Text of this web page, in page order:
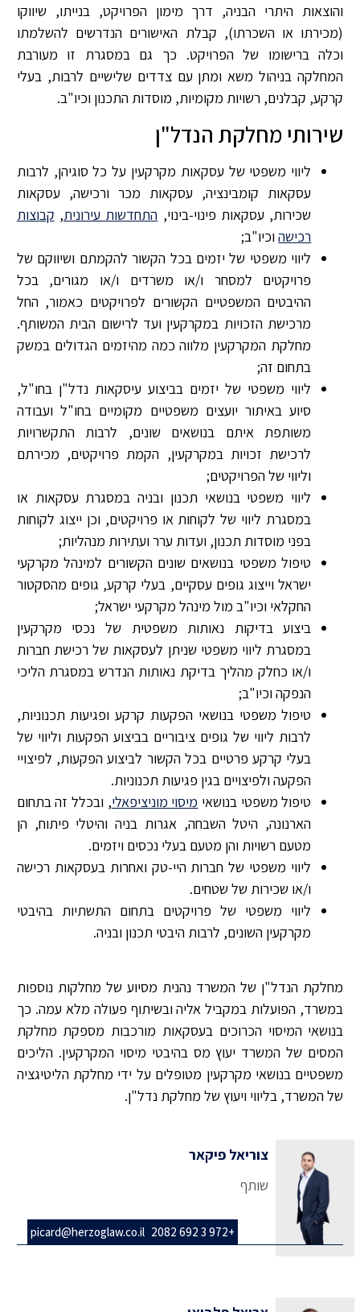
והוצאות היתרי הבניה, דרך מימון הפרויקט, בנייתו, שיווקו
(מכירתו או השכרתו), קבלת האישורים הנדרשים להשלמתו
וכלה ברישומו של הפרויקט. כך גם במסגרת זו מעורבת
המחלקה בניהול משא ומתן עם צדדים שלישיים לרבות, בעלי
קרקע, קבלנים, רשויות מקומיות, מוסדות התכנון וכיו"ב.
שירותי מחלקת הנדל"ן
ליווי משפטי של עסקאות מקרקעין על כל סוגיהן, לרבות
עסקאות קומבינציה, עסקאות מכר ורכישה, עסקאות
שכירות, עסקאות פינוי-בינוי, התחדשות עירונית, קבוצות
רכישהוכיו"ב;
ליווי משפטי של יזמים בכל הקשור להקמתם ושיווקם של
פרויקטים למסחר ו/או משרדים ו/או מגורים, בכל
ההיבטים המשפטיים הקשורים לפרויקטים כאמור, החל
מרכישת הזכויות במקרקעין ועד לרישום הבית המשותף.
מחלקת המקרקעין מלווה כמה מהיזמים הגדולים במשק
בתחום זה;
ליווי משפטי של יזמים בביצוע עיסקאות נדל"ן בחו"ל,
סיוע באיתור יועצים משפטיים מקומיים בחו"ל ועבודה
משותפת איתם בנושאים שונים, לרבות התקשרויות
לרכישת זכויות במקרקעין, הקמת פרויקטים, מכירתם
וליווי של הפרויקטים;
ליווי משפטי בנושאי תכנון ובניה במסגרת עסקאות או
במסגרת ליווי של לקוחות או פרויקטים, וכן ייצוג לקוחות
בפני מוסדות תכנון, ועדות ערר ועתירות מנהליות;
טיפול משפטי בנושאים שונים הקשורים למינהל מקרקעי
ישראל וייצוג גופים עסקיים, בעלי קרקע, גופים מהסקטור
החקלאי וכיו"ב מול מינהל מקרקעי ישראל;
ביצוע בדיקות נאותות משפטית של נכסי מקרקעין
במסגרת ליווי משפטי שניתן לעסקאות של רכישת חברות
ו/או כחלק מהליך בדיקת נאותות הנדרש במסגרת הליכי
הנפקה וכיו"ב;
טיפול משפטי בנושאי הפקעות קרקע ופגיעות תכנוניות,
לרבות ליווי של גופים ציבוריים בביצוע הפקעות וליווי של
בעלי קרקע פרטיים בכל הקשור לביצוע הפקעות, לפיצויי
הפקעה ולפיצויים בגין פגיעות תכנוניות.
טיפול משפטי בנושאי מיסוי מוניציפאלי, ובכלל זה בתחום
הארנונה, היטל השבחה, אגרות בניה והיטלי פיתוח, הן
מטעם רשויות והן מטעם בעלי נכסים ויזמים.
ליווי משפטי של חברות היי-טק ואחרות בעסקאות רכישה
ו/או שכירות של שטחים.
ליווי משפטי של פרויקטים בתחום התשתיות בהיבטי
מקרקעין השונים, לרבות היבטי תכנון ובניה.
מחלקת הנדל"ן של המשרד נהנית מסיוע של מחלקות נוספות
במשרד, הפועלות במקביל אליה ובשיתוף פעולה מלא עמה. כך
בנושאי המיסוי הכרוכים בעסקאות מורכבות מספקת מחלקת
המסים של המשרד יעוץ מס בהיבטי מיסוי המקרקעין. הליכים
משפטיים בנושאי מקרקעין מטופלים על ידי מחלקת הליטיגציה
של המשרד, בליווי ויעוץ של מחלקת נדל"ן.
צוריאל פיקאר
שותף
+972 3 692 2082
picard@herzoglaw.co.il